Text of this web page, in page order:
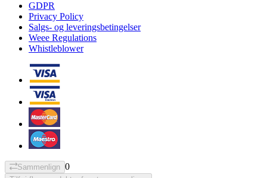
GDPR
Privacy Policy
Salgs- og leveringsbetingelser
Weee Regulations
Whistleblower
Sammenlign 0